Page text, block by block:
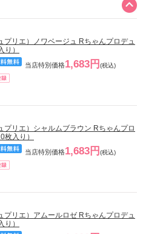
プリエ）ノワベージュ Rちゃんプロデュ
り）
当店特別価格1,683円 (税込)
プリエ）シャルムブラウン Rちゃんプロ
枚入り）
当店特別価格1,683円 (税込)
プリエ）アムールロゼ Rちゃんプロデュ
り）